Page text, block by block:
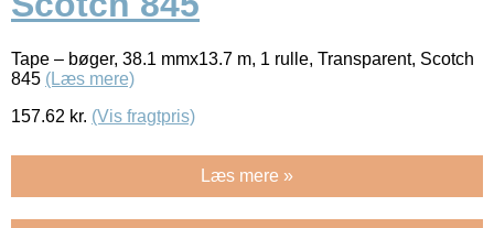
Tape – bøger, 38.1 mmx13.7 m, 1 rulle, Transparent, Scotch
845 (Læs mere)
157.62 kr. (Vis fragtpris)
Læs mere »